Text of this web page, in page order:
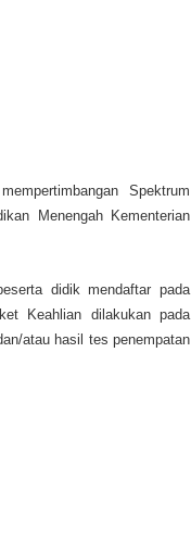
Spektrum
Menengah Kementerian
didik mendaftar pada
Keahlian dilakukan pada
atau hasil tes penempatan